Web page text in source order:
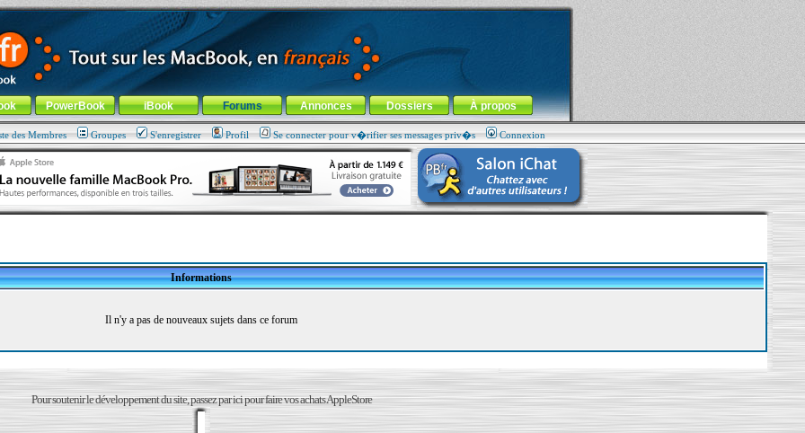
! -Aller au menu de la rubrique
PowerBook iBook Forums Annonces Dossiers À propos
des Membres Groupes S'enregistrer Profil Se connecter pour v�rifier ses messages priv�s Connexion
Informations
Il n'y a pas de nouveaux sujets dans ce forum
Pour soutenir le développement du site, passez par ici pour faire vos achats AppleStore